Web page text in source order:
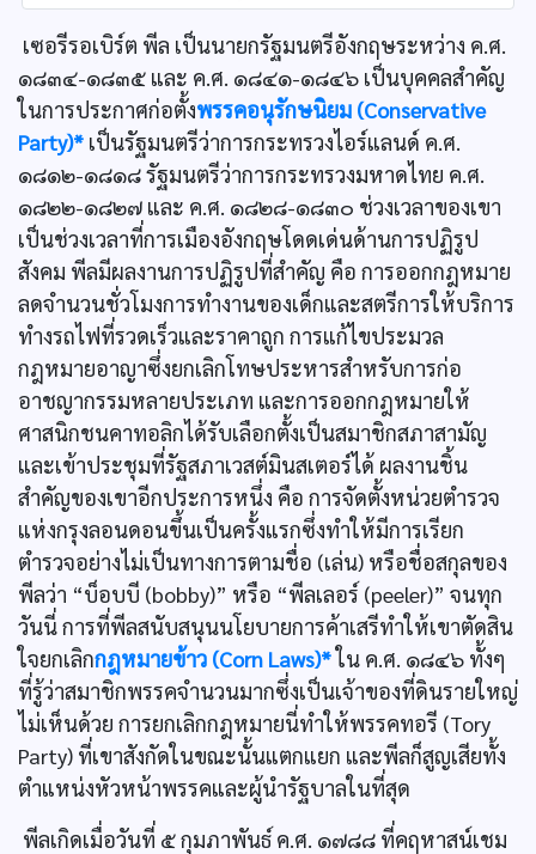
เซอรีรอเบิร์ต พีล เป็นนายกรัฐมนตรีอังกฤษระหว่าง ค.ศ.
๑๘๓๔-๑๘๓๕ และ ค.ศ. ๑๘๔๑-๑๘๔๖ เป็นบุคคลสำคัญ
ในการประกาศก่อตั้งพรรคอนุรักษนิยม (Conservative
Party)* เป็นรัฐมนตรีว่าการกระทรวงไอร์แลนด์ ค.ศ.
๑๘๑๒-๑๘๑๘ รัฐมนตรีว่าการกระทรวงมหาดไทย ค.ศ.
๑๘๒๒-๑๘๒๗ และ ค.ศ. ๑๘๒๘-๑๘๓๐ ช่วงเวลาของเขา
เป็นช่วงเวลาที่การเมืองอังกฤษโดดเด่นด้านการปฏิรูป
สังคม พีลมีผลงานการปฏิรูปที่สำคัญ คือ การออกกฎหมาย
ลดจำนวนชั่วโมงการทำงานของเด็กและสตรีการให้บริการ
ทำงรถไฟที่รวดเร็วและราคาถูก การแก้ไขประมวล
กฎหมายอาญาซึ่งยกเลิกโทษประหารสำหรับการก่อ
อาชญากรรมหลายประเภท และการออกกฎหมายให้
ศาสนิกชนคาทอลิกได้รับเลือกตั้งเป็นสมาชิกสภาสามัญ
และเข้าประชุมที่รัฐสภาเวสต์มินสเตอร์ได้ ผลงานชิ้น
สำคัญของเขาอีกประการหนึ่ง คือ การจัดตั้งหน่วยตำรวจ
แห่งกรุงลอนดอนขึ้นเป็นครั้งแรกซึ่งทำให้มีการเรียก
ตำรวจอย่างไม่เป็นทางการตามชื่อ (เล่น) หรือชื่อสกุลของ
พีลว่า “บ็อบบี (bobby)” หรือ “พีลเลอร์ (peeler)” จนทุก
วันนี่ การที่พีลสนับสนุนนโยบายการค้าเสรีทำให้เขาตัดสิน
ใจยกเลิกกฎหมายข้าว (Corn Laws)*ใน ค.ศ. ๑๘๔๖ ทั้งๆ
ที่รู้ว่าสมาชิกพรรคจำนวนมากซึ่งเป็นเจ้าของที่ดินรายใหญ่
ไม่เห็นด้วย การยกเลิกกฎหมายนี่ทำให้พรรคทอรี (Tory
Party) ที่เขาสังกัดในขณะนั้นแตกแยก และพีลก็สูญเสียทั้ง
ตำแหน่งหัวหน้าพรรคและผู้นำรัฐบาลในที่สุด
พีลเกิดเมื่อวันที่ ๕ กุมภาพันธ์ ค.ศ. ๑๗๘๘ ที่คฤหาสน์เชม